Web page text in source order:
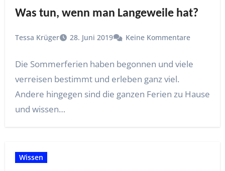
Was tun, wenn man Langeweile hat?
Tessa Krüger 28. Juni 2019 Keine Kommentare
Die Sommerferien haben begonnen und viele
verreisen bestimmt und erleben ganz viel.
Andere hingegen sind die ganzen Ferien zu Hause
und wissen…
Wissen